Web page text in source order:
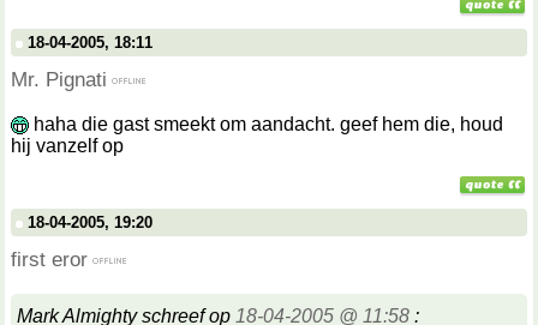
18-04-2005, 18:11
Mr. Pignati
haha die gast smeekt om aandacht. geef hem die, houd
hij vanzelf op
18-04-2005, 19:20
first eror
Mark Almighty schreef op 18-04-2005 @ 11:58 :